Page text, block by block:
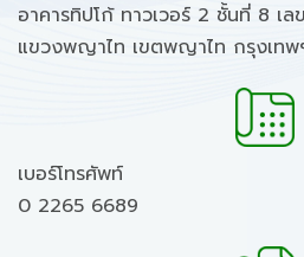
อาคารทิปโก้ ทาวเวอร์ 2 ชั้นที่ 8 เล
แขวงพญาไท เขตพญาไท กรุงเท
เบอร์โทรศัพท์
0 2265 6689